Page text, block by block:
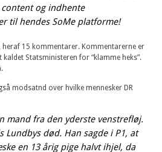
content og indhente
til hendes SoMe platforme!
15 kommentarer. Kommentarerne er
kaldet Statsministeren for “klamme heks”.
modsatnd over hvilke mennesker DR
mand fra den yderste venstrefløj.
Lundbys død. Han sagde i P1, at
en 13 årig pige halvt ihjel, da
nyhedsbrev
- hver måned.